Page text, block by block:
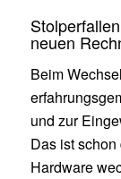
neuen
Beim
und zur
Das ist
Hardware